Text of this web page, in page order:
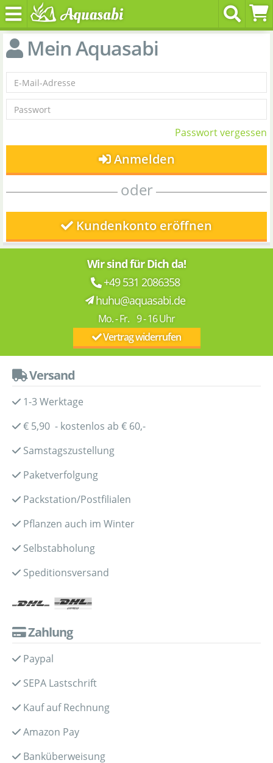
Mein Aquasabi
Passwort vergessen
Anmelden
oder
Kundenkonto eröffnen
Wir sind für Dich da!
+49 531 2086358
huhu@aquasabi.de
Mo. - Fr. 9 - 16 Uhr
Vertrag widerrufen
Versand
1-3 Werktage
€ 5,90 - kostenlos ab € 60,-
Samstagszustellung
Paketverfolgung
Packstation/Postfilialen
Pflanzen auch im Winter
Selbstabholung
Speditionsversand
Zahlung
Paypal
SEPA Lastschrift
Kauf auf Rechnung
Amazon Pay
Banküberweisung